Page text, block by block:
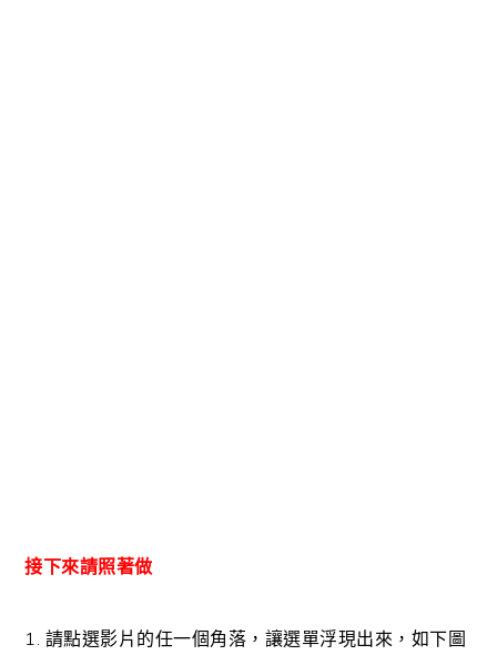
接下來請照著做
1. 請點選影片的任一個角落，讓選單浮現出來，如下圖